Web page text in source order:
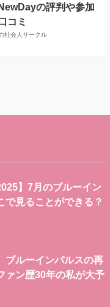
の評判や参加
コミ
社会人サークル
】7月のブルーイン
で見ることができる？
ブルーインパルスの再
ァン歴30年の私が大予